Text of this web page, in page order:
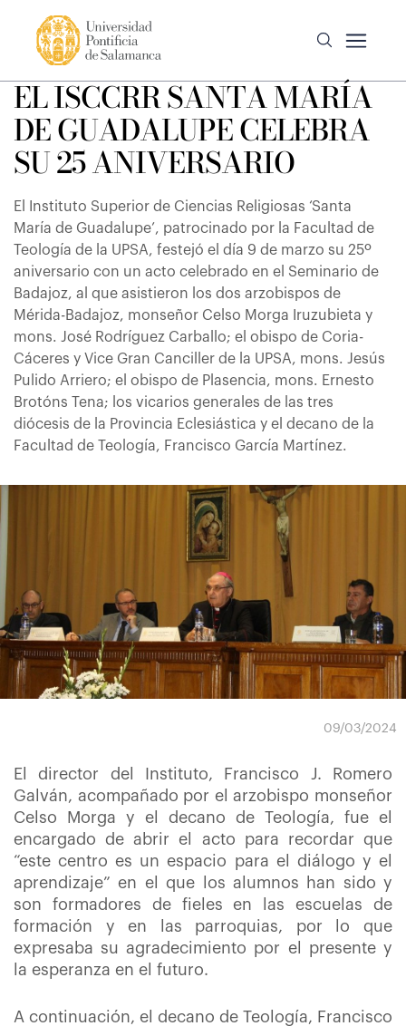
EL ISCCRR SANTA MARÍA
DE GUADALUPE CELEBRA
SU 25 ANIVERSARIO
El Instituto Superior de Ciencias Religiosas ‘Santa
María de Guadalupe’, patrocinado por la Facultad de
Teología de la UPSA, festejó el día 9 de marzo su 25º
aniversario con un acto celebrado en el Seminario de
Badajoz, al que asistieron los dos arzobispos de
Mérida-Badajoz, monseñor Celso Morga Iruzubieta y
mons. José Rodríguez Carballo; el obispo de Coria-
Cáceres y Vice Gran Canciller de la UPSA, mons. Jesús
Pulido Arriero; el obispo de Plasencia, mons. Ernesto
Brotóns Tena; los vicarios generales de las tres
diócesis de la Provincia Eclesiástica y el decano de la
Facultad de Teología, Francisco García Martínez.
09/03/2024
El director del Instituto, Francisco J. Romero
Galván, acompañado por el arzobispo monseñor
Celso Morga y el decano de Teología, fue el
encargado de abrir el acto para recordar que
“este centro es un espacio para el diálogo y el
aprendizaje” en el que los alumnos han sido y
son formadores de fieles en las escuelas de
formación y en las parroquias, por lo que
expresaba su agradecimiento por el presente y
la esperanza en el futuro.
A continuación, el decano de Teología, Francisco